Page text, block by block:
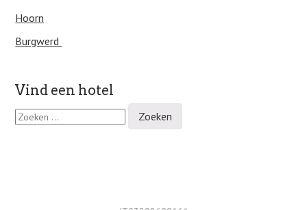
Hoorn
Burgwerd
Vind een hotel
Z
o